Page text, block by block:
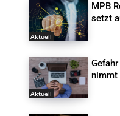
Aktuell
MPB
setzt
Aktuell
nimmt